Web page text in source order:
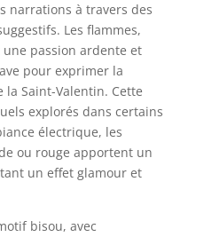
narrations à travers des
Les flammes,
passion ardente et
pour exprimer la
Saint-Valentin. Cette
explorés dans certains
électrique, les
ou rouge apportent un
un effet glamour et
bisou, avec